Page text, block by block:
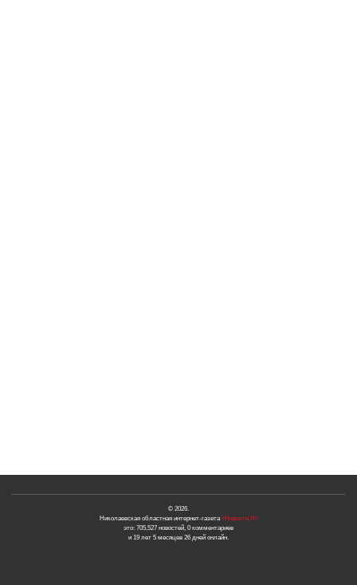
© 2026.
Николаевская областная интернет-газета«Новости N»
это: 705,527 новостей, 0 комментариев
и 19 лет 5 месяцев 26 дней онлайн.